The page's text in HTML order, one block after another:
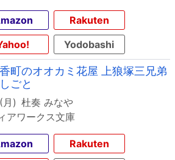
Rakuten
Yodobashi
町のオオカミ花屋 上狼塚三兄弟
ごと
) 杜奏 みなや
アワークス文庫
Rakuten